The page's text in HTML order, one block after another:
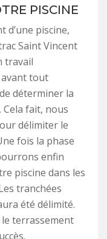
PISCINE
d’une piscine,
Saint Vincent
travail
tout
déterminer la
Cela fait, nous
délimiter le
fois la phase
enfin
piscine dans les
tranchées
été délimité.
terrassement